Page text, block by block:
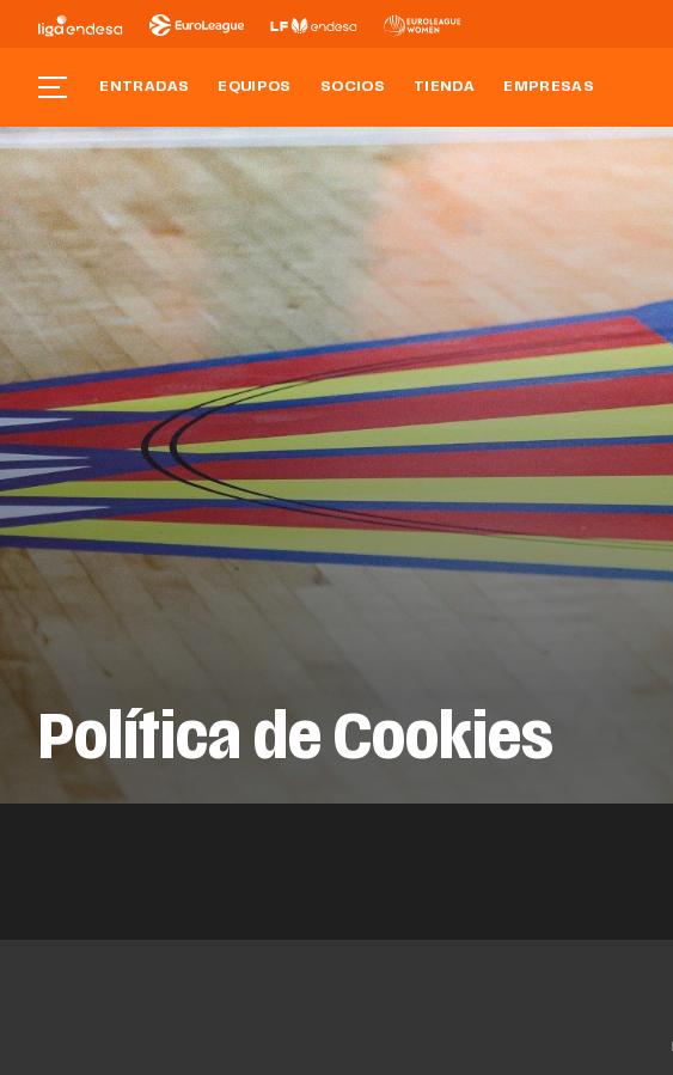
ENTRADAS EQUIPOS SOCIOS TIENDA EMPRESAS
Política de Cookies